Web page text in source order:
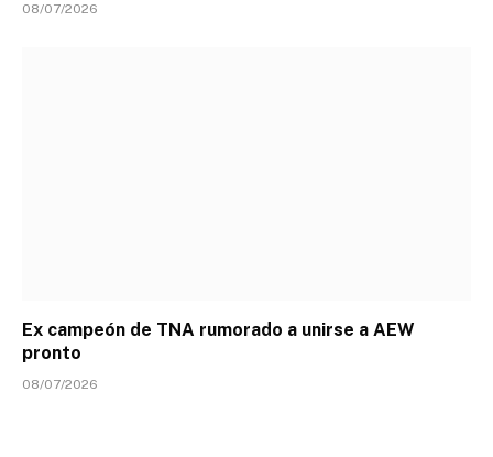
08/07/2026
Ex campeón de TNA rumorado a unirse a AEW
pronto
08/07/2026